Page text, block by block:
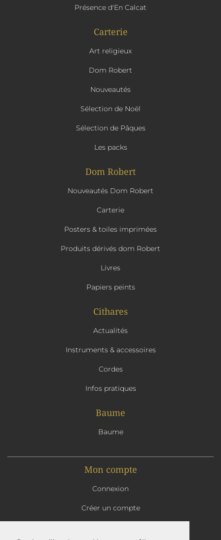
Présence d'En Calcat
Carterie
Art religieux
Dom Robert
Nouveautés
Sélection de Noël
Sélection de Pâques
Les packs
Dom Robert
Nouveautés Dom Robert
Carterie
Posters & toiles imprimées
Produits dérivés dom Robert
Livres
Papiers peints
Cithares
Actualités
Instruments & accessoires
Cordes
Infos pratiques
Baume
Baume
Mon compte
Connexion
Créer un compte